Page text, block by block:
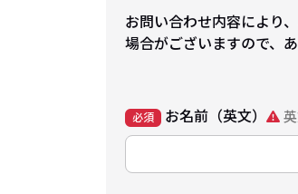
お問い合わせ内容により
場合がございますので、
必須 お名前（英文）